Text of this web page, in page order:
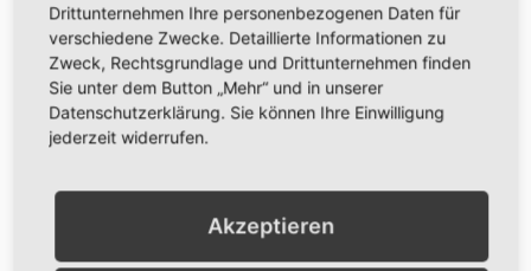
Drittunternehmen Ihre personenbezogenen Daten für
verschiedene Zwecke. Detaillierte Informationen zu
Zweck, Rechtsgrundlage und Drittunternehmen finden
Sie unter dem Button „Mehr“ und in unserer
Datenschutzerklärung. Sie können Ihre Einwilligung
jederzeit widerrufen.
Akzeptieren